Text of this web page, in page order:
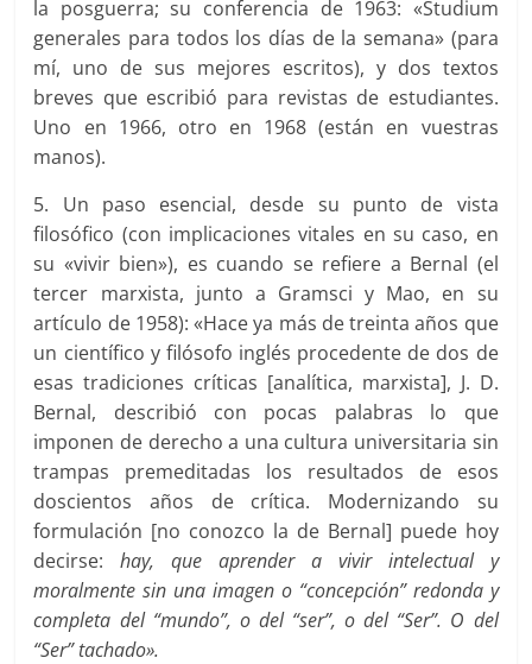
la posguerra; su conferencia de 1963: «Studium
generales para todos los días de la semana» (para
mí, uno de sus mejores escritos), y dos textos
breves que escribió para revistas de estudiantes.
Uno en 1966, otro en 1968 (están en vuestras
manos).
5. Un paso esencial, desde su punto de vista
filosófico (con implicaciones vitales en su caso, en
su «vivir bien»), es cuando se refiere a Bernal (el
tercer marxista, junto a Gramsci y Mao, en su
artículo de 1958): «Hace ya más de treinta años que
un científico y filósofo inglés procedente de dos de
esas tradiciones críticas [analítica, marxista], J. D.
Bernal, describió con pocas palabras lo que
imponen de derecho a una cultura universitaria sin
trampas premeditadas los resultados de esos
doscientos años de crítica. Modernizando su
formulación [no conozco la de Bernal] puede hoy
decirse:hay, que aprender a vivir intelectual y
moralmente sin una imagen o “concepción” redonda y
completa del “mundo”, o del “ser”, o del “Ser”. O del
“Ser” tachado».